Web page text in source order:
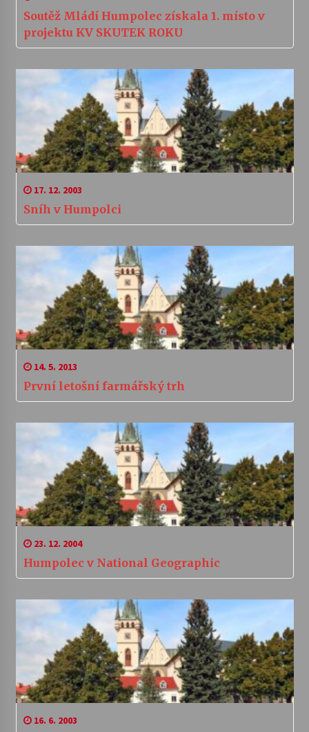
Soutěž Mládí Humpolec získala 1. místo v
projektu KV SKUTEK ROKU
17. 12. 2003
Sníh v Humpolci
14. 5. 2013
První letošní farmářský trh
23. 12. 2004
Humpolec v National Geographic
16. 6. 2003